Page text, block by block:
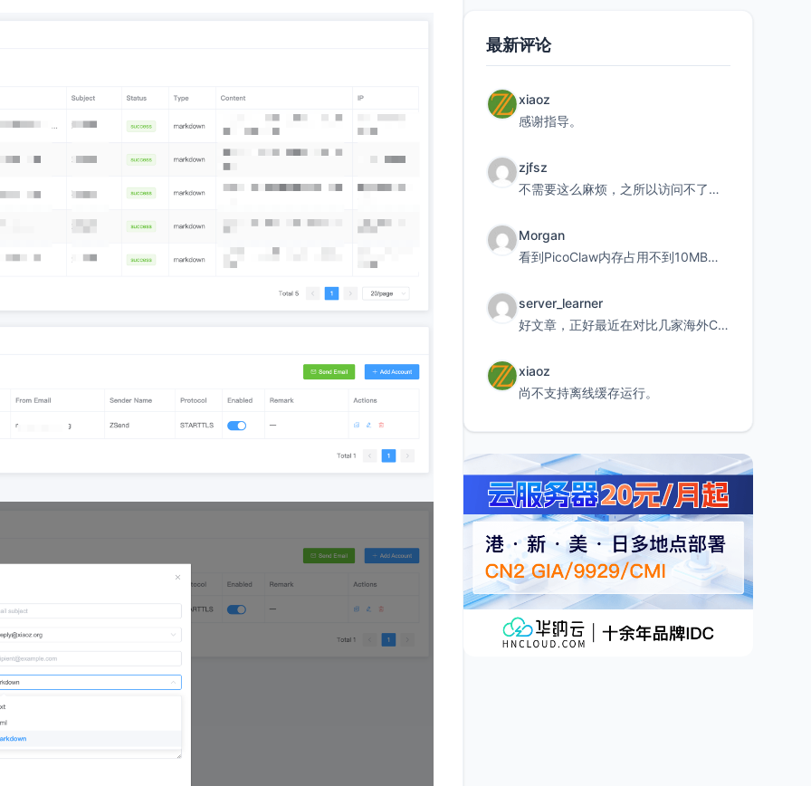
最新评论
xiaoz
感谢指导。
zjfsz
不需要这么麻烦，之所以访问不了，是由于非对称路由的问题，在爱快主路由添加一条静态路由192.168.
Morgan
看到PicoClaw内存占用不到10MB这个数据真的很惊喜，确实很适合我这种想用旧设备折腾AI的小白
server_learner
好文章，正好最近在对比几家海外CDN。文中提到CF免费版不支持自定义回源端口和HOST这个痛点太真实
xiaoz
尚不支持离线缓存运行。